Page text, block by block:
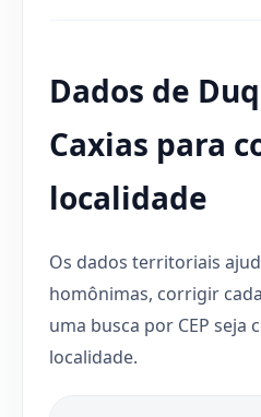
Dados de
Caxias para
localidade
Os dados territoriais
homônimas, corrigir
uma busca por CEP
localidade.